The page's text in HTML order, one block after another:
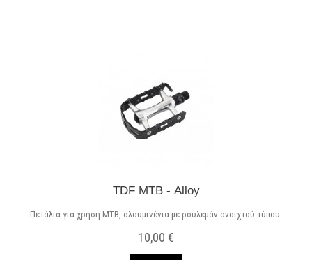
TDF ΜΤΒ - Alloy
Πετάλια για χρήση MTB, αλουμινένια με ρουλεμάν ανοιχτού τύπου.
10,00 €